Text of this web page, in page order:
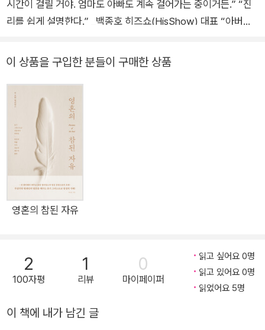
시간이 걸릴 거야. 엄마도 아빠도 계속 걸어가는 중이거든.” “진
리를 쉽게 설명한다.” _백종호 히즈쇼(HisShow) 대표 “아버지
“어른, 아이 모두가 즐길 수 있다.” _이정규 시광교회 담임목사
MU) 엄마 아이의 신앙이 빛나는(자라는) “아무 질문 대잔치”가
펼쳐진다! 아이의 눈높이에서, 순수한 시선과 생각으로 던질 수
있는 질문이 있다. 이 질문이 신앙의 핵심을 파고드는 질문일 때
가 있음을 아이를 키워 본 사람이라면 누구나 경험해 봤을 것이
다. “엄마, 나는 지옥에 갈까?” “그런데 지옥은 왜 있는 걸까?
꼭 있어야만 하는 걸까?” “천국에 쓰레기를 버리면 어떻게 하
지?” “예수님의 제자들은 왜 모두 남자야?” 신학을 전공한 저자
송미현 작가도 아이를 키우면서 그런 질문들을 마주했다. 아이의
신만의 신앙 여정을 가진 아이가 되기를, 스스로 두 발 딛고 서서
자신만의 하나님을 만나 가는 아이가 되기를 바라는 마음으로, 아
고, 아이와 같은 위치에 서서 고민하는 것이 대화의 첫걸음이다.
이 상품을 구입한 분들이 구매한 상품
영혼의 참된 자유
2
100자평
1
리뷰
0
마이페이퍼
읽고 싶어요 0명
읽고 있어요 0명
읽었어요 5명
이 책에 내가 남긴 글